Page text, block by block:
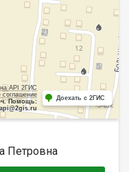
на API 2ГИС
соглашение
Помощь:
api@2gis.ru
Доехать с 2ГИС
Петровна